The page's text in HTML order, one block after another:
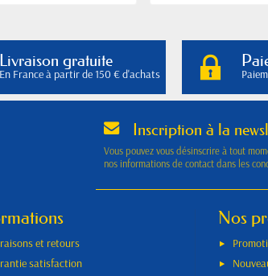
Livraison gratuite
En France à partir de 150 € d'achats
Inscription à la
Vous pouvez vous désinscrire à tout
nos informations de contact dans les
et retours
satisfaction
Nos